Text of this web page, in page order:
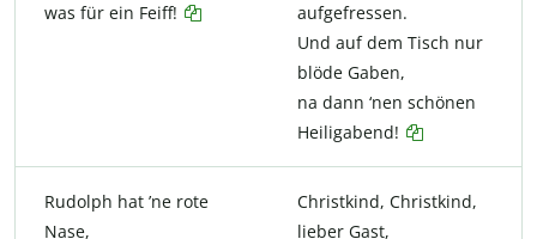
was für ein Feiff!
aufgefressen.
Und auf dem Tisch nur
blöde Gaben,
na dann ‘nen schönen
Heiligabend!
Rudolph hat ’ne rote
Nase,
Christkind, Christkind,
lieber Gast,